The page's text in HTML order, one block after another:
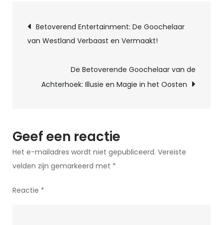
Wereld
Essentiële
Elke
Goochelaar
Berichtnavigatie
Betoverend Entertainment: De Goochelaar
van Westland Verbaast en Vermaakt!
De Betoverende Goochelaar van de
Achterhoek: Illusie en Magie in het Oosten
Geef een reactie
Het e-mailadres wordt niet gepubliceerd. Vereiste
velden zijn gemarkeerd met *
Reactie *